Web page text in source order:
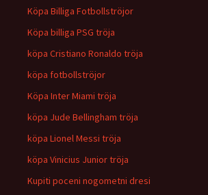
Köpa Billiga Fotbollströjor
Köpa billiga PSG tröja
köpa Cristiano Ronaldo tröja
köpa fotbollströjor
Köpa Inter Miami tröja
köpa Jude Bellingham tröja
köpa Lionel Messi tröja
köpa Vinicius Junior tröja
Kupiti poceni nogometni dresi